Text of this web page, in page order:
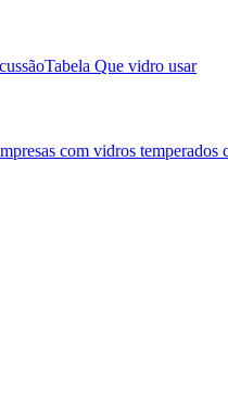
Tabela Que vidro usar
com vidros temperados